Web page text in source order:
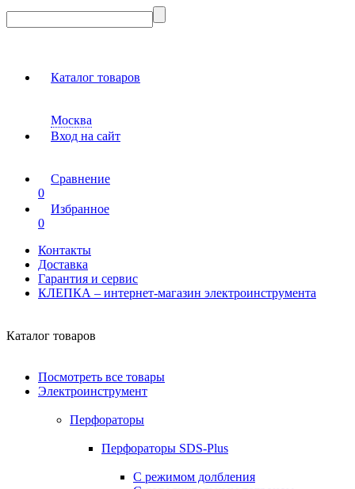
Каталог товаров
Москва
Вход на сайт
Сравнение
0
Избранное
0
Контакты
Доставка
Гарантия и сервис
КЛЕПКА – интернет-магазин электроинструмента
Каталог товаров
Посмотреть все товары
Электроинструмент
Перфораторы
Перфораторы SDS-Plus
С режимом долбления